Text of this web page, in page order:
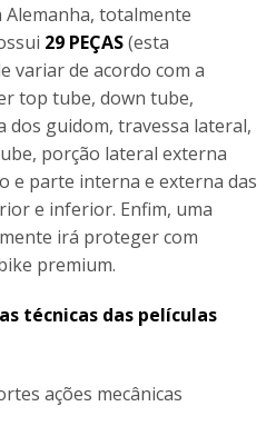
totalmente
29 PEÇAS(esta
variar de acordo com a
top tube, down tube,
dos guidom, travessa lateral,
porção lateral externa
e parte interna e externa das
e inferior. Enfim, uma
irá proteger com
premium.
técnicas das películas
ações mecânicas